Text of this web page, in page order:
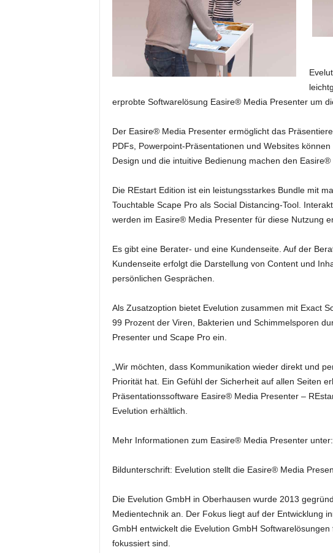
erprobte Softwarelösung Easire® Media Presenter um
Der Easire® Media Presenter ermöglicht das
PDFs, Powerpoint-Präsentationen und Websites
Design und die intuitive Bedienung machen den
Die REstart Edition ist ein leistungsstarkes Bundle mit
Touchtable Scape Pro als Social Distancing-Tool.
werden im Easire® Media Presenter für diese Nutzung
Es gibt eine Berater- und eine Kundenseite. Auf der
Kundenseite erfolgt die Darstellung von Content und
persönlichen Gesprächen.
Als Zusatzoption bietet Evelution zusammen mit Exact
99 Prozent der Viren, Bakterien und Schimmelsporen
Presenter und Scape Pro ein.
„Wir möchten, dass Kommunikation wieder direkt und
Priorität hat. Ein Gefühl der Sicherheit auf allen Seiten
Präsentationssoftware Easire® Media Presenter –
Evelution erhältlich.
Mehr Informationen zum Easire® Media Presenter unter:
Bildunterschrift: Evelution stellt die Easire® Media
Die Evelution GmbH in Oberhausen wurde 2013
Medientechnik an. Der Fokus liegt auf der Entwicklung
GmbH entwickelt die Evelution GmbH
fokussiert sind.